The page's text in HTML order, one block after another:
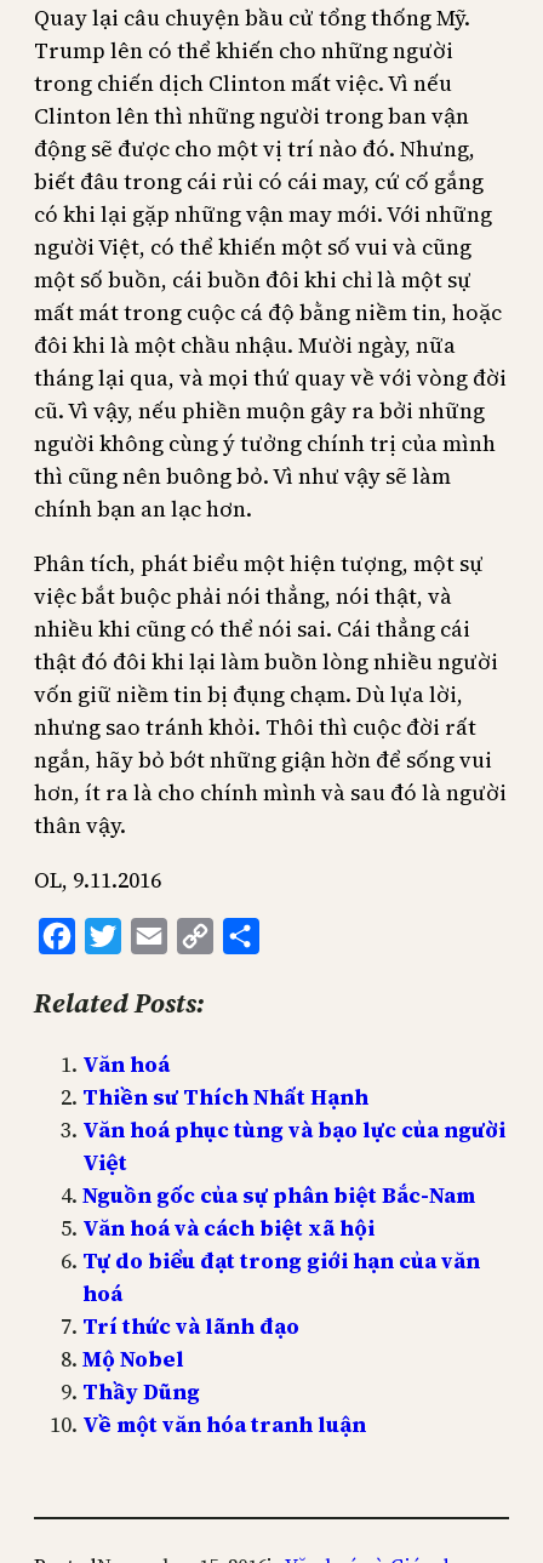
Quay lại câu chuyện bầu cử tổng thống Mỹ.
Trump lên có thể khiến cho những người
trong chiến dịch Clinton mất việc. Vì nếu
Clinton lên thì những người trong ban vận
động sẽ được cho một vị trí nào đó. Nhưng,
biết đâu trong cái rủi có cái may, cứ cố gắng
có khi lại gặp những vận may mới. Với những
người Việt, có thể khiến một số vui và cũng
một số buồn, cái buồn đôi khi chỉ là một sự
mất mát trong cuộc cá độ bằng niềm tin, hoặc
đôi khi là một chầu nhậu. Mười ngày, nữa
tháng lại qua, và mọi thứ quay về với vòng đời
cũ. Vì vậy, nếu phiền muộn gây ra bởi những
người không cùng ý tưởng chính trị của mình
thì cũng nên buông bỏ. Vì như vậy sẽ làm
chính bạn an lạc hơn.
Phân tích, phát biểu một hiện tượng, một sự
việc bắt buộc phải nói thẳng, nói thật, và
nhiều khi cũng có thể nói sai. Cái thẳng cái
thật đó đôi khi lại làm buồn lòng nhiều người
vốn giữ niềm tin bị đụng chạm. Dù lựa lời,
nhưng sao tránh khỏi. Thôi thì cuộc đời rất
ngắn, hãy bỏ bớt những giận hờn để sống vui
hơn, ít ra là cho chính mình và sau đó là người
thân vậy.
OL, 9.11.2016
FacebookTwitterEmail
Copy
Related Posts:
Văn hoá
Thiền sư Thích Nhất Hạnh
Văn hoá phục tùng và bạo lực của người
Việt
Nguồn gốc của sự phân biệt Bắc-Nam
Văn hoá và cách biệt xã hội
Tự do biểu đạt trong giới hạn của văn
hoá
Trí thức và lãnh đạo
Mộ Nobel
Thầy Dũng
Về một văn hóa tranh luận